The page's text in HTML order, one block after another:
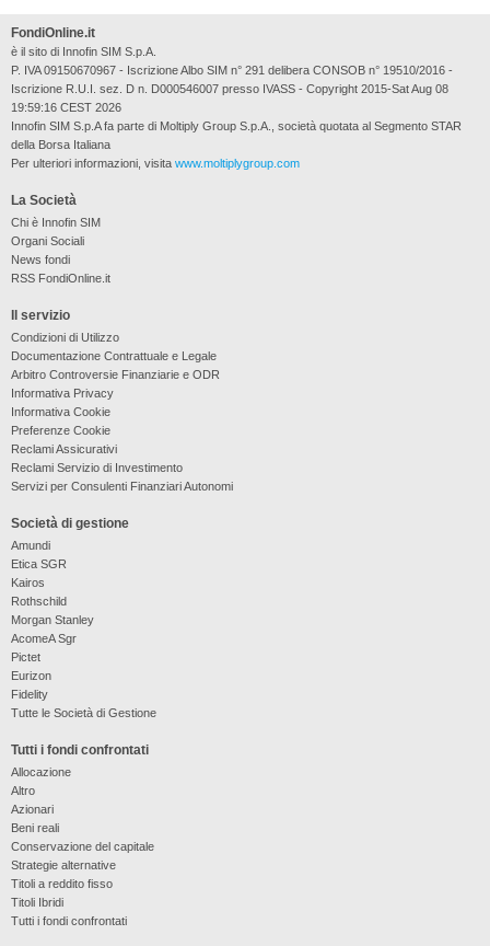
La Società
Chi è Innofin SIM
Organi Sociali
News fondi
RSS FondiOnline.it
Il servizio
Condizioni di Utilizzo
Documentazione Contrattuale e Legale
Arbitro Controversie Finanziarie e ODR
Informativa Privacy
Informativa Cookie
Preferenze Cookie
Reclami Assicurativi
Reclami Servizio di Investimento
Servizi per Consulenti Finanziari Autonomi
Società di gestione
Amundi
Etica SGR
Kairos
Rothschild
Morgan Stanley
AcomeA Sgr
Pictet
Eurizon
Fidelity
Tutte le Società di Gestione
Tutti i fondi confrontati
Allocazione
Altro
Azionari
Beni reali
Conservazione del capitale
Strategie alternative
Titoli a reddito fisso
Titoli Ibridi
Tutti i fondi confrontati
FondiOnline.it
è il sito di Innofin SIM S.p.A.
P. IVA 09150670967 - Iscrizione Albo SIM n° 291 delibera CONSOB n° 19510/2016 -
Iscrizione R.U.I. sez. D n. D000546007 presso IVASS - Copyright 2015-Sat Aug 08
19:59:16 CEST 2026
Innofin SIM S.p.A fa parte di Moltiply Group S.p.A., società quotata al Segmento STAR
della Borsa Italiana
Per ulteriori informazioni, visita www.moltiplygroup.com